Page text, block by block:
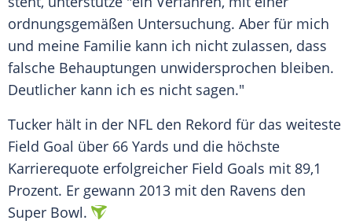
ordnungsgemäßen Untersuchung. Aber für mich
und meine Familie kann ich nicht zulassen, dass
falsche Behauptungen unwidersprochen bleiben.
Deutlicher kann ich es nicht sagen."
Tucker hält in der NFL den Rekord für das weiteste
Field Goal über 66 Yards und die höchste
Karrierequote erfolgreicher Field Goals mit 89,1
Prozent. Er gewann 2013 mit den Ravens den
Super Bowl.